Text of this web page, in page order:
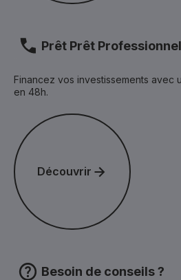
Prêt Prêt
Financez vos investissements avec
en 48h.
Découvrir
Découvrir
Besoin de conseils ?